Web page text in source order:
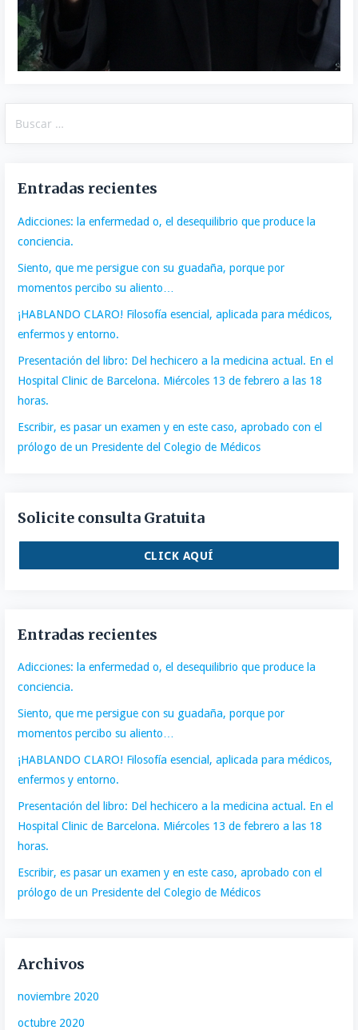
Entradas recientes
Adicciones: la enfermedad o, el desequilibrio que produce la
conciencia.
Siento, que me persigue con su guadaña, porque por
momentos percibo su aliento…
¡HABLANDO CLARO! Filosofía esencial, aplicada para médicos,
enfermos y entorno.
Presentación del libro: Del hechicero a la medicina actual. En el
Hospital Clinic de Barcelona. Miércoles 13 de febrero a las 18
horas.
Escribir, es pasar un examen y en este caso, aprobado con el
prólogo de un Presidente del Colegio de Médicos
Solicite consulta Gratuita
CLICK AQUÍ
Entradas recientes
Adicciones: la enfermedad o, el desequilibrio que produce la
conciencia.
Siento, que me persigue con su guadaña, porque por
momentos percibo su aliento…
¡HABLANDO CLARO! Filosofía esencial, aplicada para médicos,
enfermos y entorno.
Presentación del libro: Del hechicero a la medicina actual. En el
Hospital Clinic de Barcelona. Miércoles 13 de febrero a las 18
horas.
Escribir, es pasar un examen y en este caso, aprobado con el
prólogo de un Presidente del Colegio de Médicos
Archivos
noviembre 2020
octubre 2020